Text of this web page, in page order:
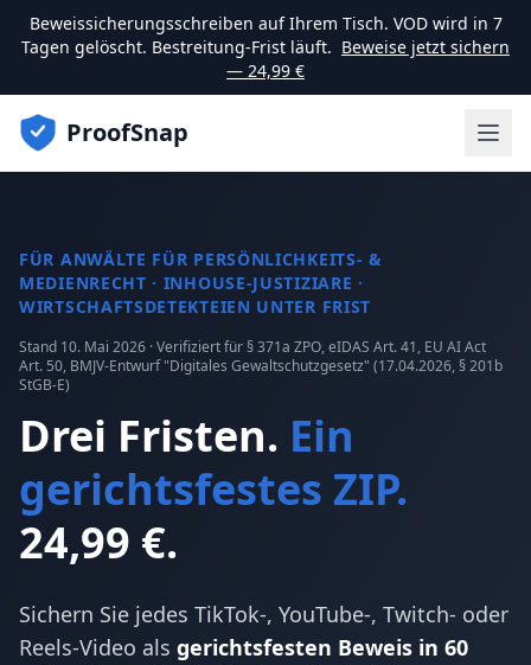
Beweissicherungsschreiben auf Ihrem Tisch. VOD wird in 7
Tagen gelöscht. Bestreitung-Frist läuft. Beweise jetzt sichern
— 24,99 €
ProofSnap
FÜR ANWÄLTE FÜR PERSÖNLICHKEITS- &
MEDIENRECHT · INHOUSE-JUSTIZIARE ·
WIRTSCHAFTSDETEKTEIEN UNTER FRIST
Stand 10. Mai 2026 · Verifiziert für § 371a ZPO, eIDAS Art. 41, EU AI Act
Art. 50, BMJV-Entwurf "Digitales Gewaltschutzgesetz" (17.04.2026, § 201b
StGB-E)
Drei Fristen. Ein
gerichtsfestes ZIP.
24,99 €.
Sichern Sie jedes TikTok-, YouTube-, Twitch- oder
Reels-Video als gerichtsfesten Beweis in 60